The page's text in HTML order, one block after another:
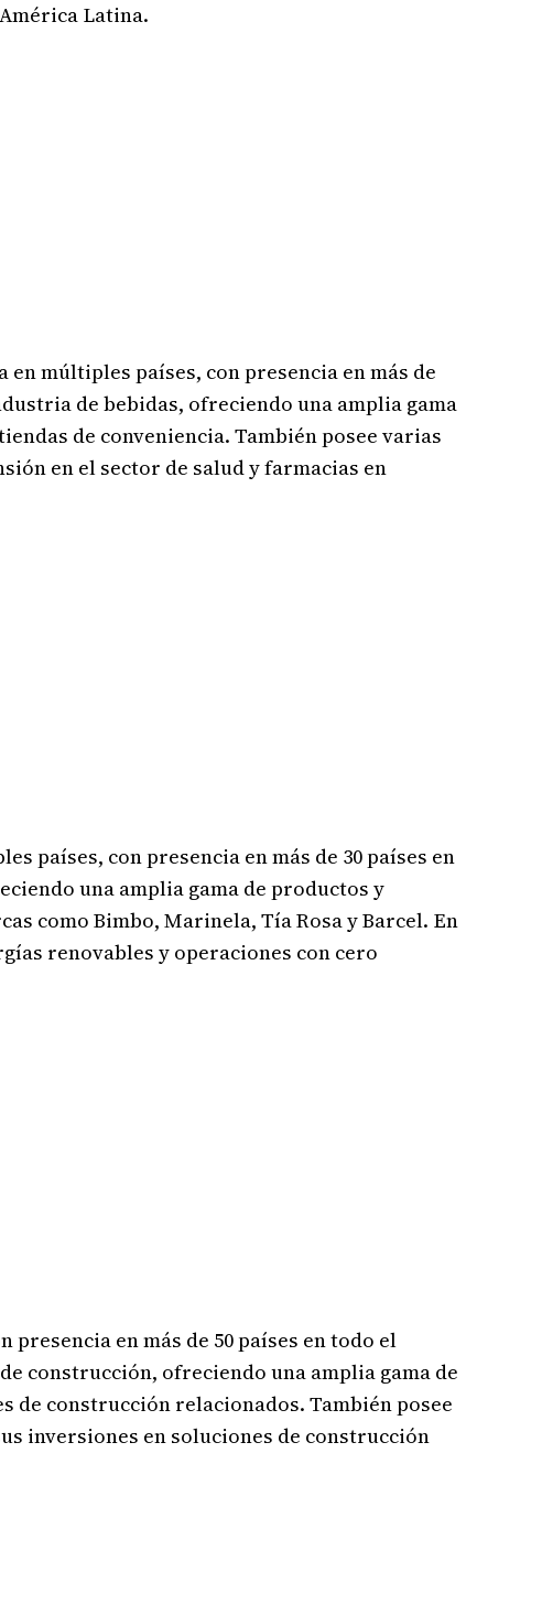
Latina.
múltiples países, con presencia en más de
de bebidas, ofreciendo una amplia gama
de conveniencia. También posee varias
en el sector de salud y farmacias en
países, con presencia en más de 30 países en
una amplia gama de productos y
como Bimbo, Marinela, Tía Rosa y Barcel. En
renovables y operaciones con cero
presencia en más de 50 países en todo el
construcción, ofreciendo una amplia gama de
de construcción relacionados. También posee
inversiones en soluciones de construcción